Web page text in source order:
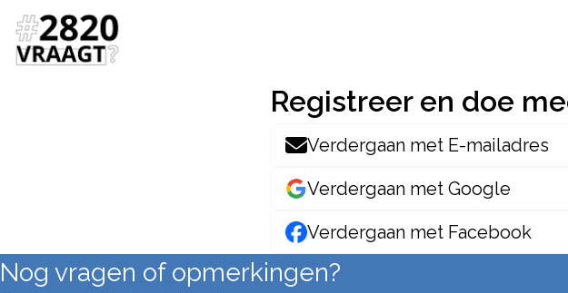
Registreer en doe
Verdergaan met E-mailadres
Verdergaan met Google
Verdergaan met Facebook
Nog vragen of opmerkingen?